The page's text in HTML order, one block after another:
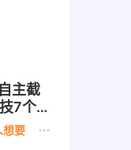
主截
7个战
想要